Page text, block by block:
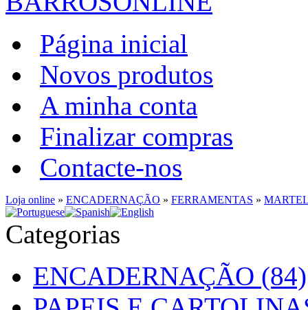
Página inicial
Novos produtos
A minha conta
Finalizar compras
Contacte-nos
Loja online » ENCADERNAÇÃO » FERRAMENTAS »
Categorias
ENCADERNAÇÃO (84)